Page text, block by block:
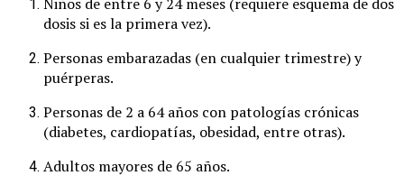
dosis si es la primera vez).
Personas embarazadas (en cualquier trimestre) y
puérperas.
Personas de 2 a 64 años con patologías crónicas
(diabetes, cardiopatías, obesidad, entre otras).
Adultos mayores de 65 años.